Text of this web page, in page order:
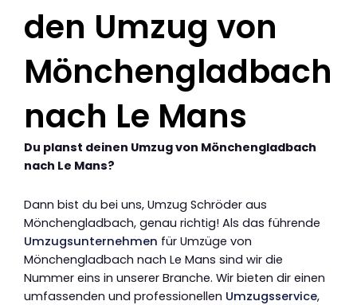
den Umzug von
Mönchengladbach
nach Le Mans
Du planst deinen Umzug von Mönchengladbach
nach Le Mans?
Dann bist du bei uns, Umzug Schröder aus
Mönchengladbach, genau richtig! Als das führende
Umzugsunternehmen für Umzüge von
Mönchengladbach nach Le Mans sind wir die
Nummer eins in unserer Branche. Wir bieten dir einen
umfassenden und professionellen Umzugsservice,